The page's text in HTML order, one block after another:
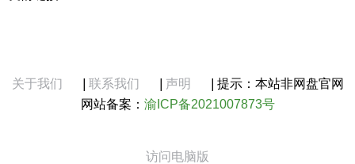
关于我们 联系我们 声明
提示：本站非网盘官网
网站备案： 渝ICP备2021007873号
访问电脑版